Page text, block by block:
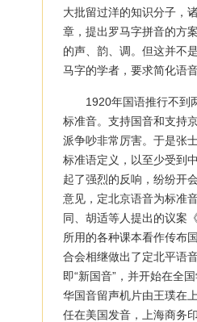
大批留过洋的知识分子，
章，提出罗马字拼音的方
的声、韵、调。但这并不
马字的学者，要求简化语
1920年国语推行不到
标准音。支持国音和支持
派争吵非常厉害。于是张
标准语定义，以至少受到
起了强烈的反响，纷纷开
意见，定北京语音为标准
同、胡适等人提出的议案
所用的各种课本看作传布
合会相继做出了定北平语
即“新国音”，并开始在全
华国音留声机片由王璞在
任在美国发音，上海商务